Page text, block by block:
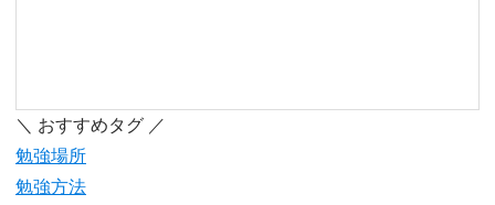
＼ おすすめタグ ／
勉強場所
勉強方法